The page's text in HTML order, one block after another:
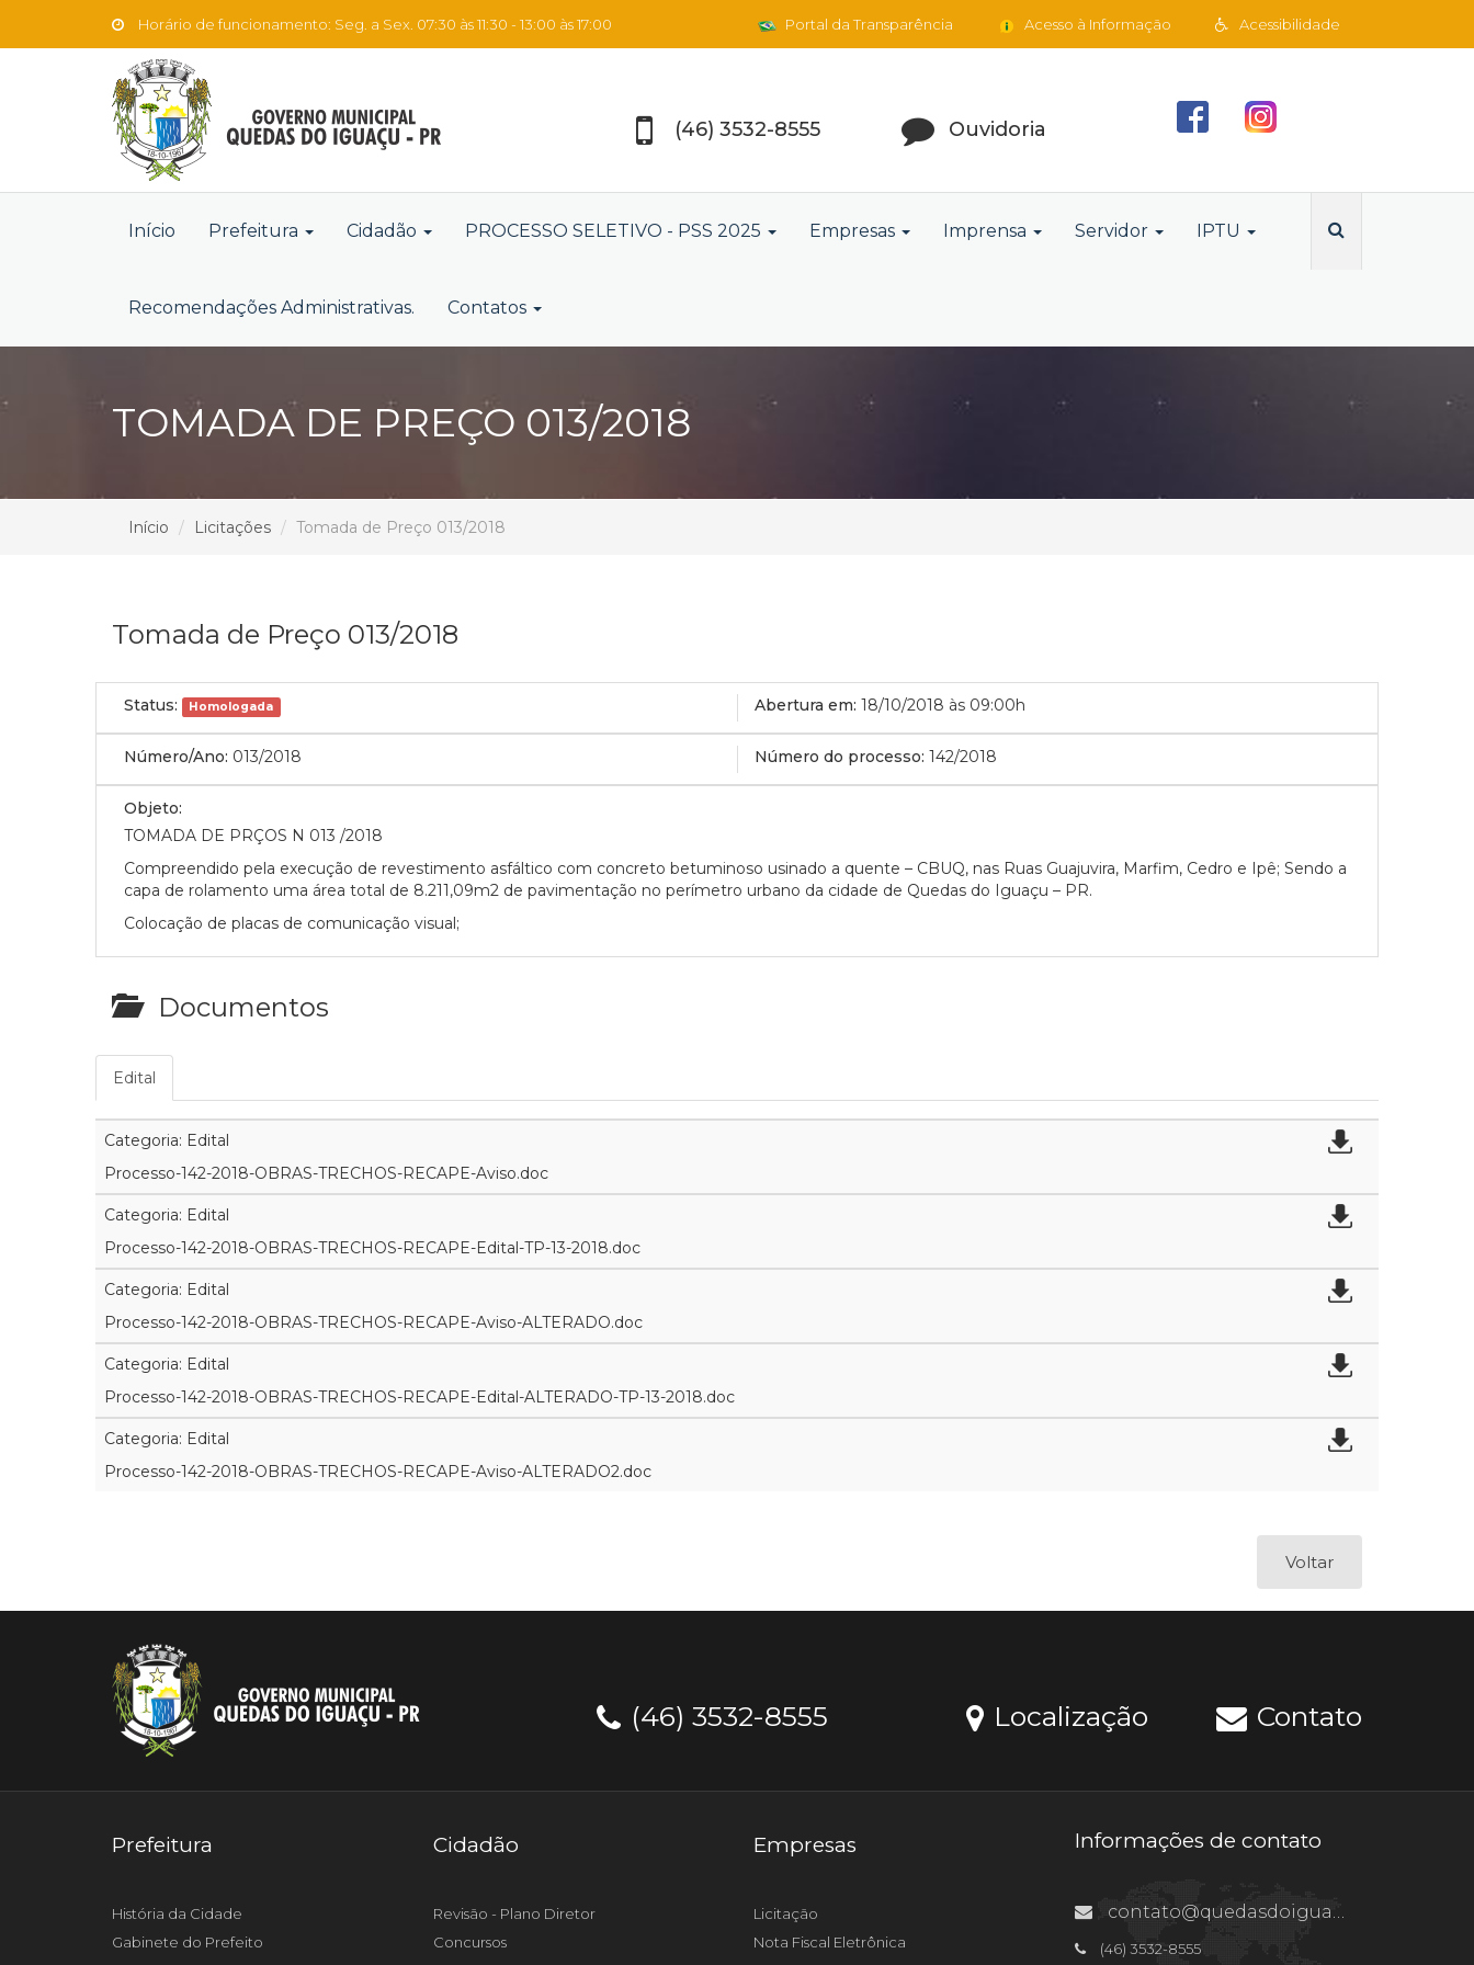
Horário de funcionamento: Seg. a Sex. 07:30 às 11:30 - 13:00 às 17:00 Acessibilidade
Acesso à Informação
Portal da Transparência
(46) 3532-8555 Ouvidoria
Início Prefeitura Cidadão PROCESSO SELETIVO - PSS 2025 Empresas Imprensa Servidor IPTU
Recomendações Administrativas. Contatos
TOMADA DE PREÇO 013/2018
Início Licitações Tomada de Preço 013/2018
Tomada de Preço 013/2018
Status: Homologada Abertura em: 18/10/2018 às 09:00h
Número/Ano: 013/2018 Número do processo: 142/2018
Objeto:
TOMADA DE PRÇOS N 013 /2018
Compreendido pela execução de revestimento asfáltico com concreto betuminoso usinado a quente – CBUQ, nas Ruas Guajuvira, Marfim, Cedro e Ipê; Sendo a
capa de rolamento uma área total de 8.211,09m2 de pavimentação no perímetro urbano da cidade de Quedas do Iguaçu – PR.
Colocação de placas de comunicação visual;
Documentos
Edital
Categoria: Edital
Processo-142-2018-OBRAS-TRECHOS-RECAPE-Aviso.doc
Categoria: Edital
Processo-142-2018-OBRAS-TRECHOS-RECAPE-Edital-TP-13-2018.doc
Categoria: Edital
Processo-142-2018-OBRAS-TRECHOS-RECAPE-Aviso-ALTERADO.doc
Categoria: Edital
Processo-142-2018-OBRAS-TRECHOS-RECAPE-Edital-ALTERADO-TP-13-2018.doc
Categoria: Edital
Processo-142-2018-OBRAS-TRECHOS-RECAPE-Aviso-ALTERADO2.doc
Voltar
(46) 3532-8555 Localização Contato
Prefeitura
História da Cidade
Gabinete do Prefeito
Cidadão
Revisão - Plano Diretor
Concursos
Empresas
Licitação
Nota Fiscal Eletrônica
Informações de contato
contato@quedasdoiguacu.pr.gov.br
(46) 3532-8555